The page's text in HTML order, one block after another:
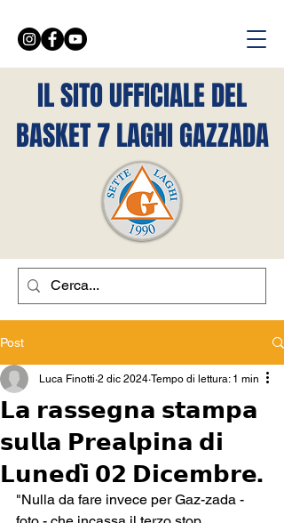
IL SITO UFFICIALE DEL
BASKET 7 LAGHI GAZZADA
Post
𝗟𝗮 𝗿𝗮𝘀𝘀𝗲𝗴𝗻𝗮 𝘀𝘁𝗮𝗺𝗽𝗮
𝘀𝘂𝗹𝗹𝗮 𝗣𝗿𝗲𝗮𝗹𝗽𝗶𝗻𝗮 𝗱𝗶
𝗟𝘂𝗻𝗲𝗱𝗶̀ 𝟬𝟮 𝗗𝗶𝗰𝗲𝗺𝗯𝗿𝗲.
Luca Finotti 2 dic 2024 Tempo di lettura: 1 min
"Nulla da fare invece per Gaz-zada -